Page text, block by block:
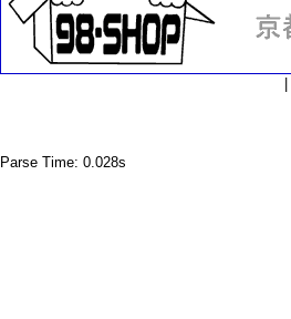
Parse Time: 0.028s